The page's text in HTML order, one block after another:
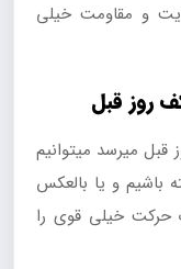
و مقاومت خیلی
روز قبل
میرسد میتوانیم
باشیم و یا بالعکس
حرکت خیلی قوی را